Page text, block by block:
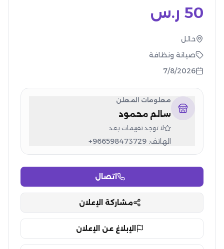
50 ر.س
حائل
صيانة ونظافة
7/8/2026
معلومات المعلن
سالم محمود
لا توجد تقييمات بعد
الهاتف: +966598473729
اتصال
مشاركة الإعلان
الإبلاغ عن الإعلان